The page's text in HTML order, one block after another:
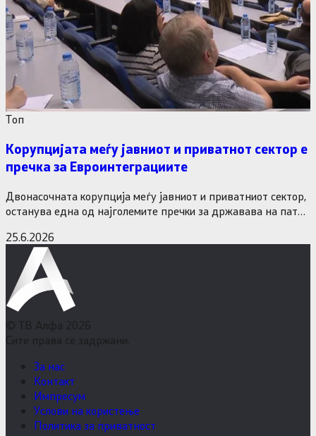
Tоп
Корупцијата меѓу јавниот и приватнот сектор е
пречка за Евроинтеграциите
Двонасочната корупција меѓу јавниот и приватниот сектор,
останува една од најголемите пречки за државава на патот
25.6.2026
© ТВ Алфа 2026
Сите права се задржани.
За нас
Контакт
Импресум
Услови на користење
Политика за приватност